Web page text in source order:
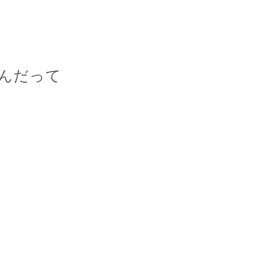
だって